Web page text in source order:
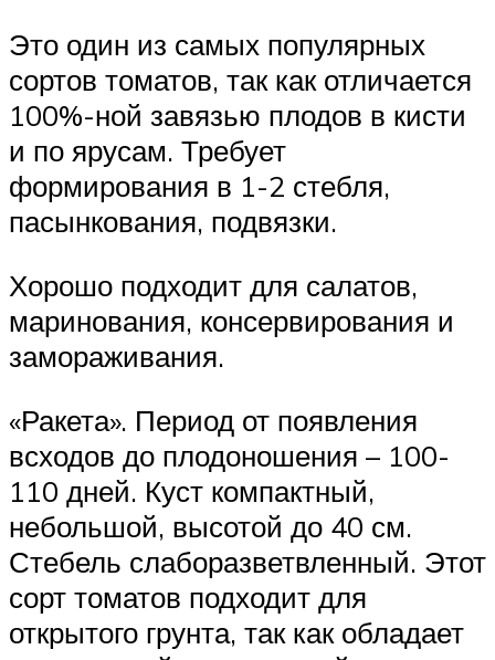
Это один из самых популярных
сортов томатов, так как отличается
100%-ной завязью плодов в кисти
и по ярусам. Требует
формирования в 1-2 стебля,
пасынкования, подвязки.
Хорошо подходит для салатов,
маринования, консервирования и
замораживания.
«Ракета». Период от появления
всходов до плодоношения – 100-
110 дней. Куст компактный,
небольшой, высотой до 40 см.
Стебель слаборазветвленный. Этот
сорт томатов подходит для
открытого грунта, так как обладает